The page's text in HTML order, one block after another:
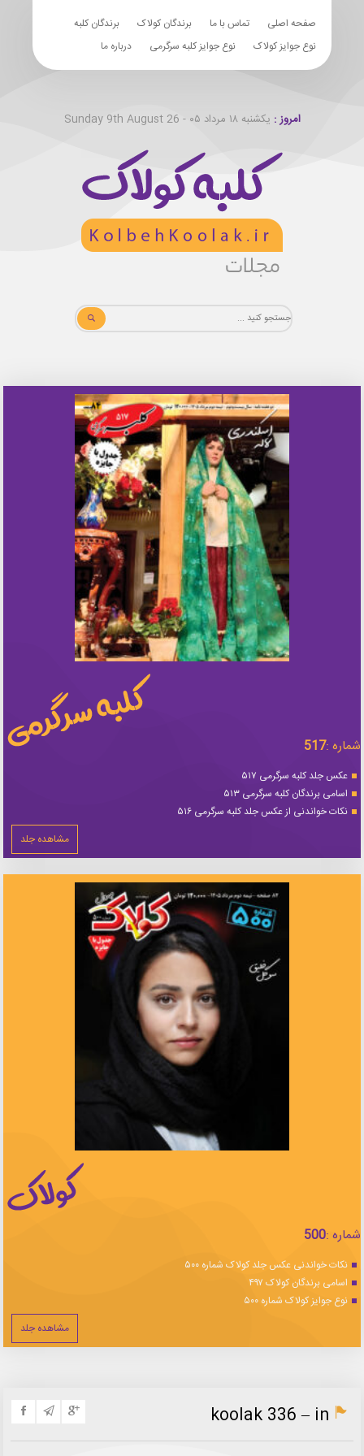
صفحه اصلی تماس با ما برندگان کولاک
برندگان کلبه
نوع جوایز کولاک
نوع جوایز کلبه سرگرمی درباره ما
امروز : یکشنبه ۱۸ مرداد ۰۵ - Sunday 9th August 26
شماره :517
عکس جلد کلبه سرگرمی ۵۱۷
اسامی برندگان کلبه سرگرمی ۵۱۳
نکات خواندنی از عکس جلد کلبه سرگرمی ۵۱۶
مشاهده جلد
شماره :500
نکات خواندنی عکس جلد کولاک شماره ۵۰۰
اسامی برندگان کولاک ۴۹۷
نوع جوایز کولاک شماره ۵۰۰
مشاهده جلد
koolak 336 – in